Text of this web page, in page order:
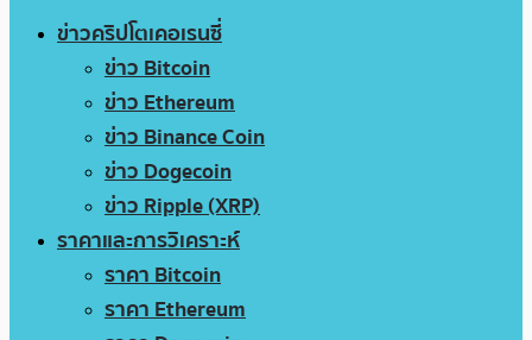
ข่าวคริปโตเคอเรนซี่
ข่าว Bitcoin
ข่าว Ethereum
ข่าว Binance Coin
ข่าว Dogecoin
ข่าว Ripple (XRP)
ราคาและการวิเคราะห์
ราคา Bitcoin
ราคา Ethereum